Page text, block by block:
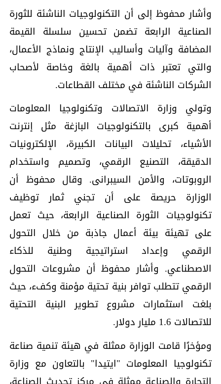
وأشار محفوظ إلى أن التكنولوجيات الناشئة للثورة
الصناعية الرابعة تضمن تحسين سلسلة القيمة
المضافة وآليات وأساليب الإنتاج ونماذج الأعمال،
والتي تعتبر ذات أهمية بالغة وخاصة لأصحاب
الشركات الناشئة في مختلف القطاعات.
وتولي وزارة الاتصالات وتكنولوجيا المعلومات
أهمية كبرى بالتكنولوجيات البازغة مثل إنترنت
الأشياء، تحليلات البيانات الكبيرة، الإلكترونيات
الدقيقة، التصنيع الرقمي، وتصميم واستخدام
الروبوتات، والأمن السيبرانى. وقال محفوظ أن
الوزارة حريصة على أن تجني ثمار توظيف
تكنولوجيات الثورة الصناعية الرابعة، حيث تعمل
على تهيئة بيئة أعمال جاذبة من خلال التحول
الرقمي وإعداد استراتيجية وطنية للذكاء
الاصطناعي. وأشار محفوظ أن مشروعات التحول
الرقمي تتطلب توافر بنية تحتية مؤمنة وكفء، حيث
بلغت استثمارات مشروع تطوير البنية التحتية
للاتصالات 1.6 مليار دولار.
ومؤخرًا قامت الوزارة ممثلة في هيئة تنمية صناعة
تكنولوجيا المعلومات "ايتيدا" بالتعاون مع وزارة